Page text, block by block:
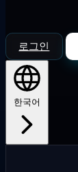
로그인
한국어